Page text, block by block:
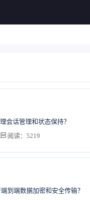
会话管理和状态保持？
阅读：5219
到端数据加密和安全传输？